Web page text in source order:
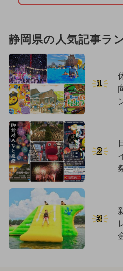
静岡県の人気記事ラ
1
2
3